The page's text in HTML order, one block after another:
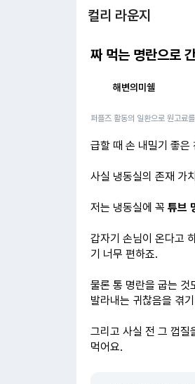
컬리 라운지
짜 먹는 명란으로
해변의미쉘
퍼플즈 활동의 일환으로 원고료
급할 때 손 내밀기 좋은
사실 냉동실의 존재 가
저는 냉동실에 꼭 튜브
갑자기 손님이 온다고
기 너무 편하죠.
물론 통 명란을 굽는 것
발라내는 귀찮음을 겪
그리고 사실 전 그 껍질
먹어요.